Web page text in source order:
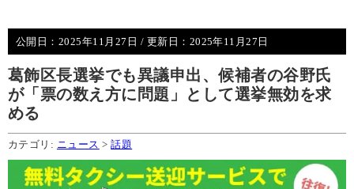
公開日： 2025年11月27日 / 更新日： 2025年11月27日
葛飾区長選挙でも異議申出、候補者の谷野氏
が「票の数え方に問題」として選挙無効を求
める
カテゴリ: ニュース >話題